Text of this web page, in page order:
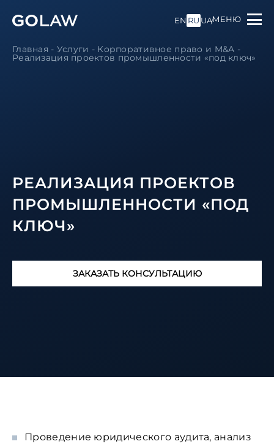
EN RU UAМЕНЮ
Главная - Услуги - Корпоративное право и M&A -
Реализация проектов промышленности «под ключ»
РЕАЛИЗАЦИЯ ПРОЕКТОВ
ПРОМЫШЛЕННОСТИ «ПОД
КЛЮЧ»
ЗАКАЗАТЬ КОНСУЛЬТАЦИЮ
Проведение юридического аудита, анализ